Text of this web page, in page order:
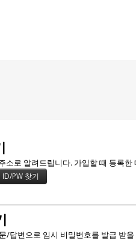
소로 알려드립니다. 가입할 때 등록
/답변으로 임시 비밀번호를 발급 받을